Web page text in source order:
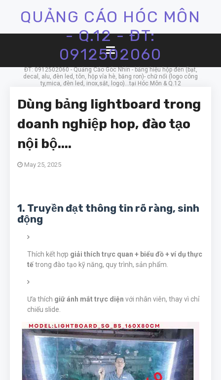
QUẢNG CÁO HÓC MÔN
- Q.12 - ĐT:
0912502060
ĐT: 0912502060 - Quảng Cáo Góc Nhìn - bảng hiệu hộp đèn (bạt,
decal, alu, đèn led, tôn, hộp vỉa hè, băng ron)- chữ nổi (logo công
ty,mica, đèn led, inox,sắt, logo)...tại Hóc Môn & Q.12
Dùng bảng lightboard trong
doanh nghiệp hop, đào tạo
nội bộ....
May 25, 2025
1. Truyền đạt thông tin rõ ràng, sinh
động
Thích kết hợp giải thích trực quan + biểu đồ + ví dụ thực
tếtrong đào tạo kỹ năng, quy trình, sản phẩm.
Ưa thích giữ ánh mắt trực diện với nhân viên, thay vì chỉ
chiếu slide.